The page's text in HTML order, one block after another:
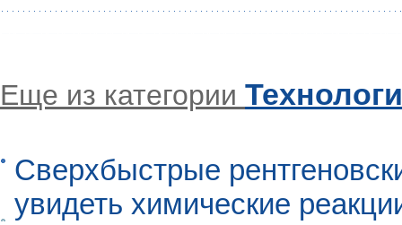
Еще из категории
Сверхбыстрые
увидеть химические